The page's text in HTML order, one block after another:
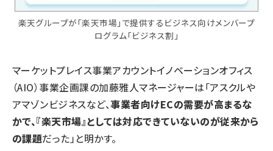
楽天グループが「楽天市場」で提供するビジネス向けメンバープ
ログラム「ビジネス割」
マーケットプレイス事業アカウントイノベーションオフィス
（AIO）事業企画課の加藤雅人マネージャーは「アスクルや
アマゾンビジネスなど、事業者向けECの需要が高まるな
かで、『楽天市場』としては対応できていないのが従来から
の課題だった」と明かす。